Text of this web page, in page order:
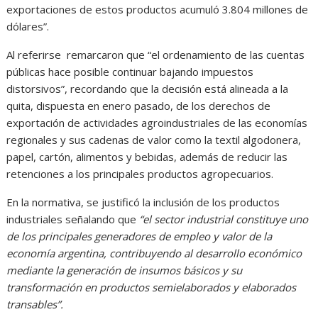
exportaciones de estos productos acumuló 3.804 millones de
dólares”.
Al referirse remarcaron que “el ordenamiento de las cuentas
públicas hace posible continuar bajando impuestos
distorsivos”, recordando que la decisión está alineada a la
quita, dispuesta en enero pasado, de los derechos de
exportación de actividades agroindustriales de las economías
regionales y sus cadenas de valor como la textil algodonera,
papel, cartón, alimentos y bebidas, además de reducir las
retenciones a los principales productos agropecuarios.
En la normativa, se justificó la inclusión de los productos
industriales señalando que “el sector industrial constituye uno
de los principales generadores de empleo y valor de la
economía argentina, contribuyendo al desarrollo económico
mediante la generación de insumos básicos y su
transformación en productos semielaborados y elaborados
transables”.